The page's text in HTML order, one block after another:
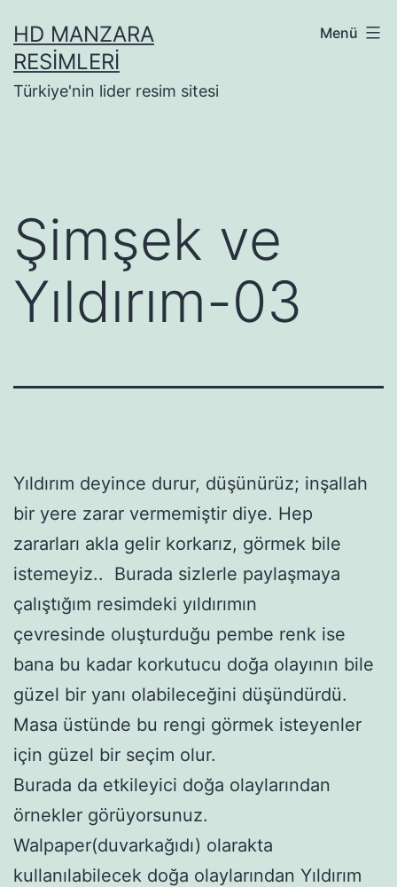
geçHD MANZARA
RESIMLERI
Türkiye'nin lider resim sitesi
Menü
Şimşek ve
Yıldırım-03
Yıldırım deyince durur, düşünürüz; inşallah
bir yere zarar vermemiştir diye. Hep
zararları akla gelir korkarız, görmek bile
istemeyiz.. Burada sizlerle paylaşmaya
çalıştığım resimdeki yıldırımın
çevresinde oluşturduğu pembe renk ise
bana bu kadar korkutucu doğa olayının bile
güzel bir yanı olabileceğini düşündürdü.
Masa üstünde bu rengi görmek isteyenler
için güzel bir seçim olur.
Burada da etkileyici doğa olaylarından
örnekler görüyorsunuz.
Walpaper(duvarkağıdı) olarakta
kullanılabilecek doğa olaylarından Yıldırım